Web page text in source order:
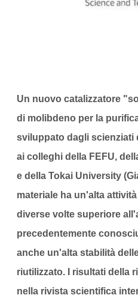
Un nuovo catalizzatore
di molibdeno per la
sviluppato dagli scienziati
ai colleghi della FEFU,
e della Tokai University
materiale ha un'alta
diverse volte superiore
precedentemente
anche un'alta stabilità
riutilizzato. I risultati della
nella rivista scientifica